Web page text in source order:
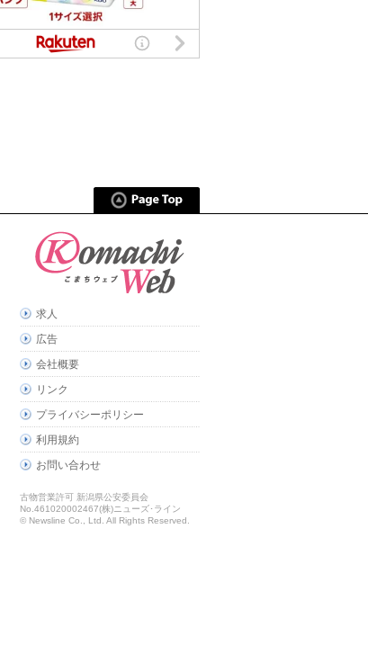
求人
広告
会社概要
リンク
プライバシーポリシー
利用規約
お問い合わせ
古物営業許可 新潟県公安委員会
No.461020002467(株)ニューズ･ライン
© Newsline Co., Ltd. All Rights Reserved.